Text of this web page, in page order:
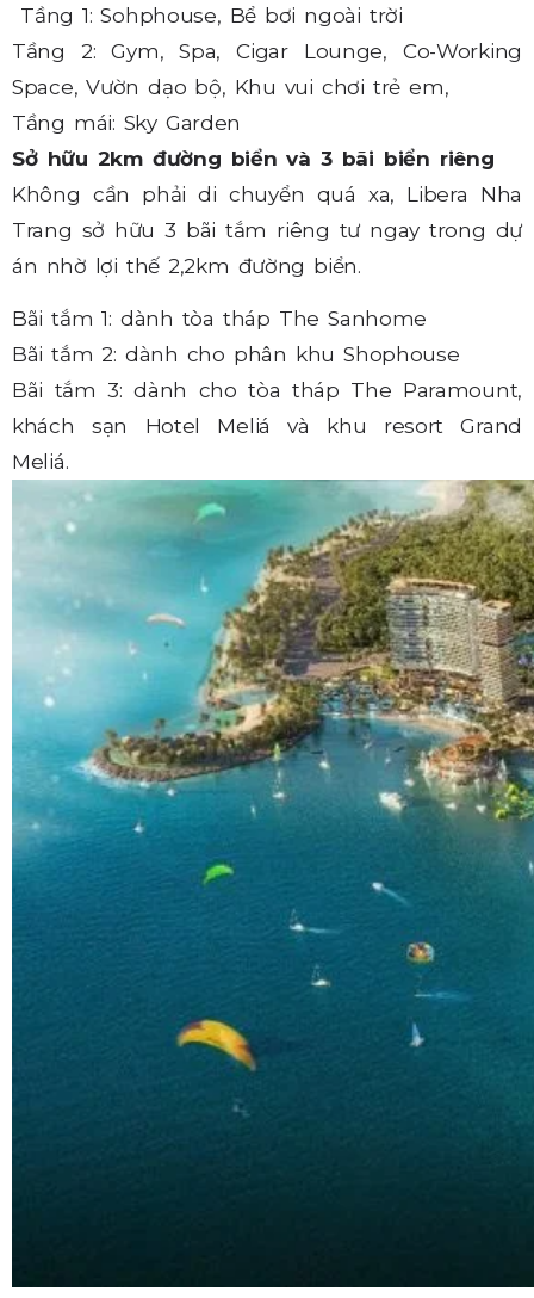
Tầng 1: Sohphouse, Bể bơi ngoài trời
Tầng 2: Gym, Spa, Cigar Lounge, Co-Working
Space, Vườn dạo bộ, Khu vui chơi trẻ em,
Tầng mái: Sky Garden
Sở hữu 2km đường biển và 3 bãi biển riêng
Không cần phải di chuyển quá xa, Libera Nha
Trang sở hữu 3 bãi tắm riêng tư ngay trong dự
án nhờ lợi thế 2,2km đường biển.
Bãi tắm 1: dành tòa tháp The Sanhome
Bãi tắm 2: dành cho phân khu Shophouse
Bãi tắm 3: dành cho tòa tháp The Paramount,
khách sạn Hotel Meliá và khu resort Grand
Meliá.